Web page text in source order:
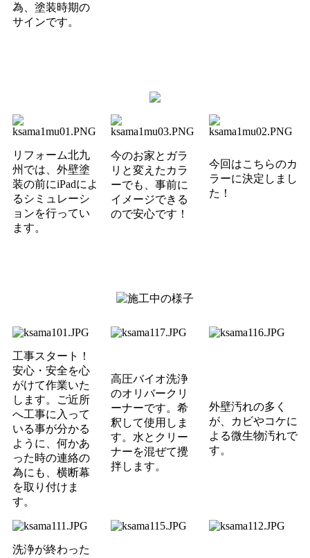
為、塗装時期の
サインです。
リフォーム北九
州では、外壁塗
装の前にiPadによ
るシミュレーシ
ョンを行ってい
ます。
今のお家とガラ
リと変えたカラ
ーでも、事前に
イメージできる
ので安心です！
今回はこちらのカ
ラーに決定しまし
た！
工事スタート！
安心・安全を心
がけて作業いた
します。ご近所
へ工事に入って
いる事が分かる
ように、何かあ
った時の連絡の
為にも、横断幕
を取り付けま
す。
高圧バイオ洗浄
のオリバークリ
ーナーです。希
釈して使用しま
す。水とクリー
ナーを混ぜて攪
拌します。
外壁汚れの多く
が、カビやコケに
よる微生物汚れで
す。
洗浄が終わった